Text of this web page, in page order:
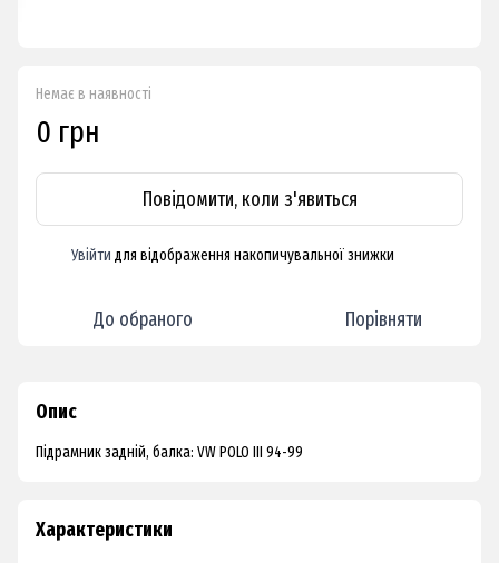
Немає в наявності
0 грн
Повідомити, коли з'явиться
Увійти для відображення накопичувальної знижки
До обраного Порівняти
Опис
Підрамник задній, балка: VW POLO III 94-99
Характеристики